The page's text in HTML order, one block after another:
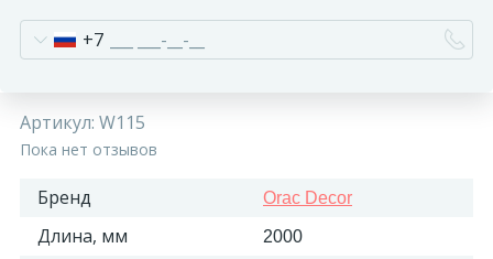
+7
Артикул: W115
Пока нет отзывов
Бренд Orac Decor
Длина, мм 2000